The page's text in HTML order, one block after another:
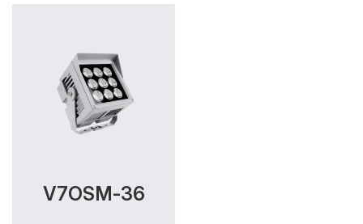
V7OSM-36